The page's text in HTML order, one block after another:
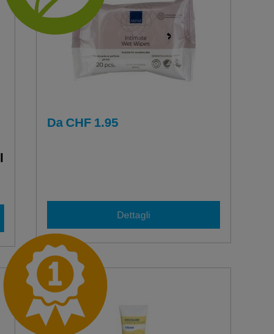
Da CHF 1.95
Dettagli